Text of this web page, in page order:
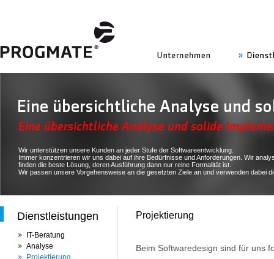
Wir unterstützen unsere Kunden an jeder Stufe der Softwareentwicklung.
Immer konzentrieren wir uns dabei auf ihre Bedürfnisse und Anforderungen. Wir
finden die beste Lösung, deren Ausführung dann nur reine Formalität ist.
Wir passen unsere Vorgehensweise an die gesetzten Ziele an und verwenden dabei
Dienstleistungen
IT-Beratung
Analyse
Projektierung
Projektierung
Beim Softwaredesign sind für uns